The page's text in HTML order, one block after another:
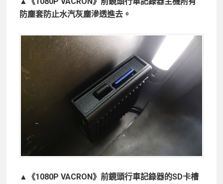
防塵套防止水汽灰塵滲透進去。
▲《1080P VACRON》前鏡頭行車記錄器的SD卡槽